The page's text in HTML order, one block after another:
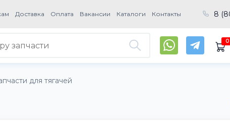
Доставка Оплата Вакансии Каталоги Контакты 8
0
для тягачей